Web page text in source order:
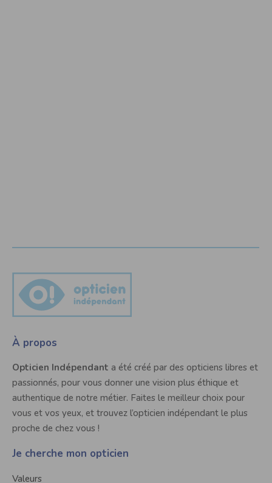
À propos
Opticien Indépendant a été créé par des opticiens libres et
passionnés, pour vous donner une vision plus éthique et
authentique de notre métier. Faites le meilleur choix pour
vous et vos yeux, et trouvez l’opticien indépendant le plus
proche de chez vous !
Je cherche mon opticien
Valeurs